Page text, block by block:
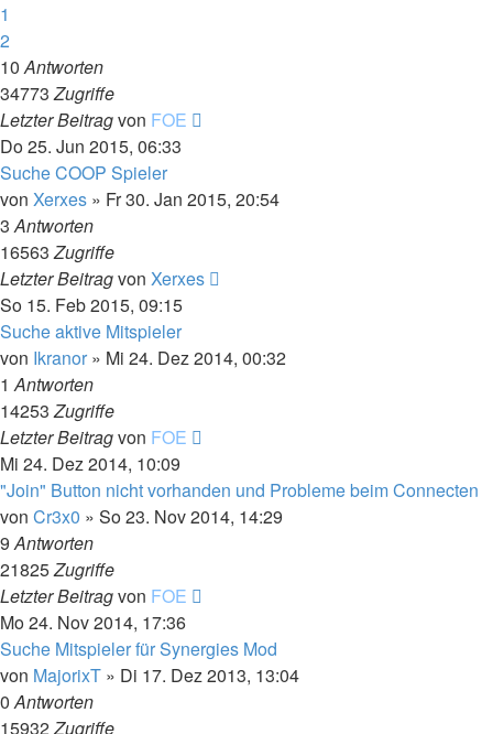
1
2
10Antworten
34773Zugriffe
Letzter Beitragvon FOE
Do 25. Jun 2015, 06:33
Suche COOP Spieler
von Xerxes » Fr 30. Jan 2015, 20:54
3Antworten
16563Zugriffe
Letzter Beitragvon Xerxes
So 15. Feb 2015, 09:15
Suche aktive Mitspieler
von Ikranor » Mi 24. Dez 2014, 00:32
1Antworten
14253Zugriffe
Letzter Beitragvon FOE
Mi 24. Dez 2014, 10:09
"Join" Button nicht vorhanden und Probleme beim Connecten
von Cr3x0 » So 23. Nov 2014, 14:29
9Antworten
21825Zugriffe
Letzter Beitragvon FOE
Mo 24. Nov 2014, 17:36
Suche Mitspieler für Synergies Mod
von MajorixT » Di 17. Dez 2013, 13:04
0Antworten
15932Zugriffe